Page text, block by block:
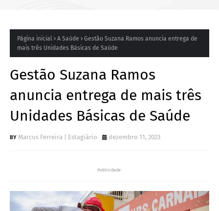
Página inicial A Saúde
Gestão Suzana Ramos anuncia entrega de
mais três Unidades Básicas de Saúde
Gestão Suzana Ramos
anuncia entrega de mais três
Unidades Básicas de Saúde
Marcus Ferreira | Estagiário dezembro 11, 2023
Publicidade: